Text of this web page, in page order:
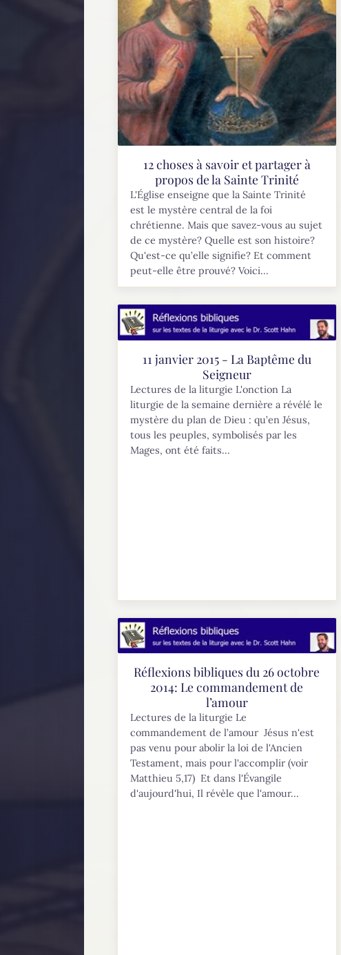
12 choses à savoir et partager à
propos de la Sainte Trinité
L'Église enseigne que la Sainte Trinité
est le mystère central de la foi
chrétienne. Mais que savez-vous au sujet
de ce mystère? Quelle est son histoire?
Qu'est-ce qu’elle signifie? Et comment
peut-elle être prouvé? Voici...
11 janvier 2015 - La Baptême du
Seigneur
Lectures de la liturgie L'onction La
liturgie de la semaine dernière a révélé le
mystère du plan de Dieu : qu’en Jésus,
tous les peuples, symbolisés par les
Mages, ont été faits...
Réflexions bibliques du 26 octobre
2014: Le commandement de
l’amour
Lectures de la liturgie Le
commandement de l’amour Jésus n'est
pas venu pour abolir la loi de l'Ancien
Testament, mais pour l'accomplir (voir
Matthieu 5,17) Et dans l'Évangile
d'aujourd'hui, Il révèle que l'amour...